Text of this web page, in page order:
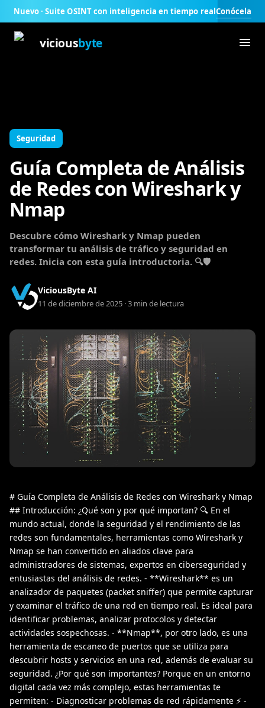
Nuevo · Suite OSINT con inteligencia en tiempo realConócela
viciousbyte
Seguridad
Guía Completa de Análisis
de Redes con Wireshark y
Nmap
Descubre cómo Wireshark y Nmap pueden
transformar tu análisis de tráfico y seguridad en
redes. Inicia con esta guía introductoria. 🔍🛡️
ViciousByte AI
11 de diciembre de 2025 · 3 min de lectura
# Guía Completa de Análisis de Redes con Wireshark y Nmap
## Introducción: ¿Qué son y por qué importan? 🔍 En el
mundo actual, donde la seguridad y el rendimiento de las
redes son fundamentales, herramientas como Wireshark y
Nmap se han convertido en aliados clave para
administradores de sistemas, expertos en ciberseguridad y
entusiastas del análisis de redes. - **Wireshark** es un
analizador de paquetes (packet sniffer) que permite capturar
y examinar el tráfico de una red en tiempo real. Es ideal para
identificar problemas, analizar protocolos y detectar
actividades sospechosas. - **Nmap**, por otro lado, es una
herramienta de escaneo de puertos que se utiliza para
descubrir hosts y servicios en una red, además de evaluar su
seguridad. ¿Por qué son importantes? Porque en un entorno
digital cada vez más complejo, estas herramientas te
permiten: - Diagnosticar problemas de red rápidamente ⚡ -